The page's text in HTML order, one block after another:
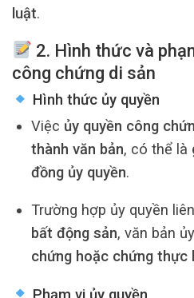
luật.
2. Hình thức và
công chứng di sản
Hình thức ủy quyền
Việc ủy quyền công
thành văn bản, có thể là
đồng ủy quyền.
Trường hợp ủy quyền
bất động sản, văn bản
chứng hoặc chứng thực
Phạm vi ủy quyền